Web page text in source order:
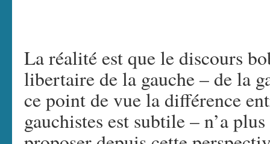
La réalité est que le discours
libertaire de la gauche – de la
ce point de vue la différence
gauchistes est subtile – n’a